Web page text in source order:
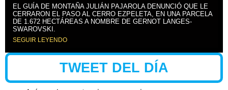
EL GUÍA DE MONTAÑA JULIÁN PAJAROLA DENUNCIÓ QUE LE
CERRARON EL PASO AL CERRO EZPELETA, EN UNA PARCELA
DE 1.672 HECTÁREAS A NOMBRE DE GERNOT LANGES-
SWAROVSKI.
SEGUIR LEYENDO
TWEET DEL DÍA